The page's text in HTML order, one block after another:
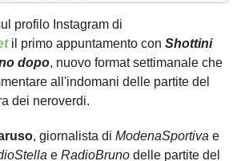
profilo Instagram di
il primo appuntamento con Shottini
dopo, nuovo format settimanale che
all'indomani delle partite del
dei neroverdi.
, giornalista di ModenaSportiva e
e RadioBruno delle partite del